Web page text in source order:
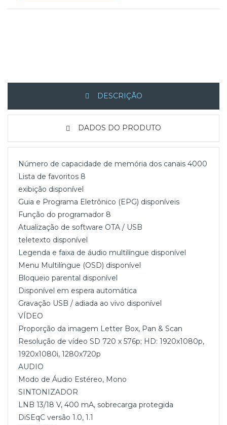
DESCRIÇÃO
DADOS DO PRODUTO
Número de capacidade de memória dos canais 4000
Lista de favoritos 8
exibição disponível
Guia e Programa Eletrônico (EPG) disponíveis
Função do programador 8
Atualização de software OTA / USB
teletexto disponível
Legenda e faixa de áudio multilíngue disponível
Menu Multilíngue (OSD) disponível
Bloqueio parental disponível
Disponível em espera automática
Gravação USB / adiada ao vivo disponível
VÍDEO
Proporção da imagem Letter Box, Pan & Scan
Resolução de vídeo SD 720 x 576p; HD: 1920x1080p,
1920x1080i, 1280x720p
AUDIO
Modo de Áudio Estéreo, Mono
SINTONIZADOR
LNB 13/18 V, 400 mA, sobrecarga protegida
DiSEqC versão 1.0, 1.1